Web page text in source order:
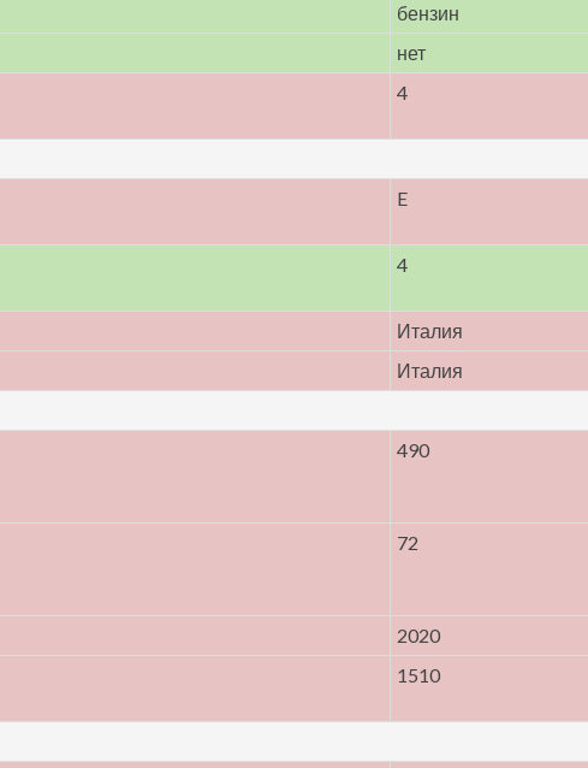
бензин
нет
4
E
4
Италия
Италия
490
72
2020
1510